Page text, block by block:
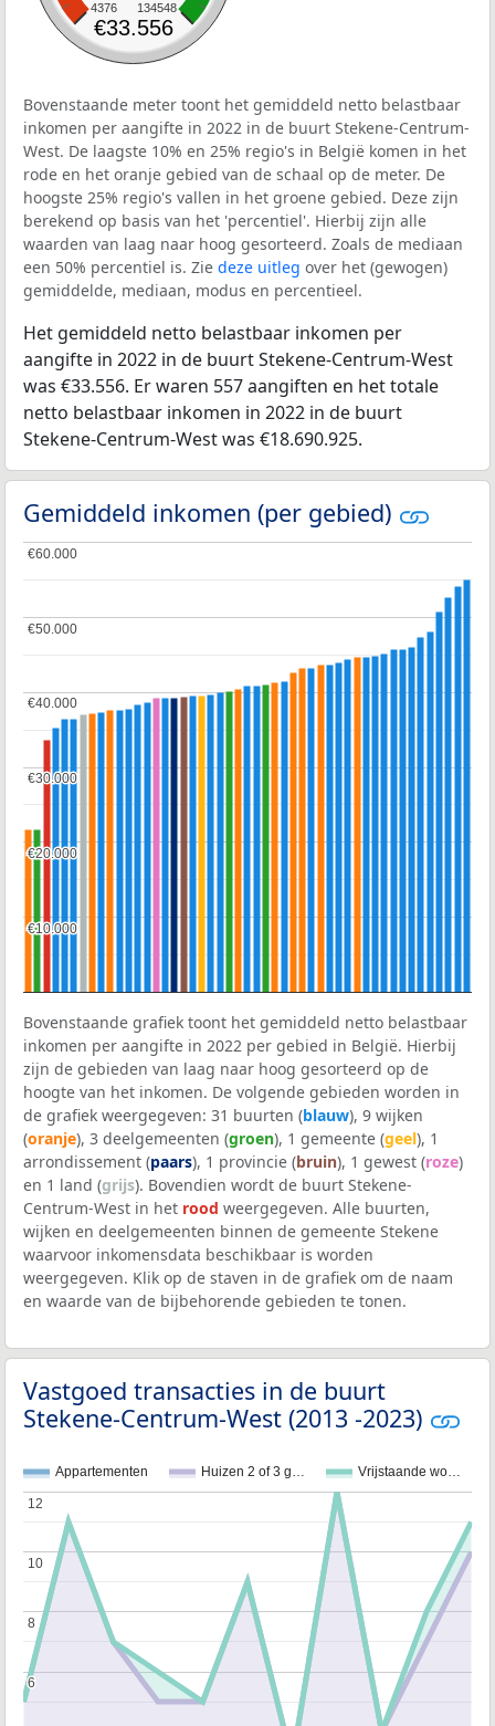
4376 134548
€33.556
Bovenstaande meter toont het gemiddeld netto belastbaar
inkomen per aangifte in 2022 in de buurt Stekene-Centrum-
West. De laagste 10% en 25% regio's in België komen in het
rode en het oranje gebied van de schaal op de meter. De
hoogste 25% regio's vallen in het groene gebied. Deze zijn
berekend op basis van het 'percentiel'. Hierbij zijn alle
waarden van laag naar hoog gesorteerd. Zoals de mediaan
een 50% percentiel is. Zie deze uitleg over het (gewogen)
gemiddelde, mediaan, modus en percentieel.
Het gemiddeld netto belastbaar inkomen per
aangifte in 2022 in de buurt Stekene-Centrum-West
was €33.556. Er waren 557 aangiften en het totale
netto belastbaar inkomen in 2022 in de buurt
Stekene-Centrum-West was €18.690.925.
Gemiddeld inkomen (per gebied)
€10.000
€10.000
€20.000
€20.000
€30.000
€30.000
€40.000
€40.000
€50.000
€50.000
€60.000
€60.000
Bovenstaande grafiek toont het gemiddeld netto belastbaar
inkomen per aangifte in 2022 per gebied in België. Hierbij
zijn de gebieden van laag naar hoog gesorteerd op de
hoogte van het inkomen. De volgende gebieden worden in
de grafiek weergegeven: 31 buurten (blauw), 9 wijken
(oranje), 3 deelgemeenten (groen), 1 gemeente (geel), 1
arrondissement (paars), 1 provincie (bruin), 1 gewest (roze)
en 1 land (grijs). Bovendien wordt de buurt Stekene-
Centrum-West in het rood weergegeven. Alle buurten,
wijken en deelgemeenten binnen de gemeente Stekene
waarvoor inkomensdata beschikbaar is worden
weergegeven. Klik op de staven in de grafiek om de naam
en waarde van de bijbehorende gebieden te tonen.
Vastgoed transacties in de buurt
Stekene-Centrum-West (2013 -2023)
Appartementen Huizen 2 of 3 g… Vrijstaande wo…
6
6
8
8
10
10
12
12